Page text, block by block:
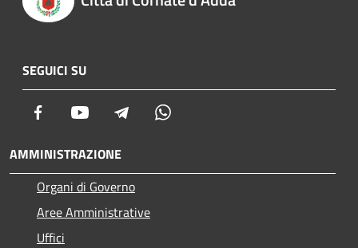
SEGUICI SU
Facebook Youtube Telegram
AMMINISTRAZIONE
Organi di Governo
Aree Amministrative
Uffici